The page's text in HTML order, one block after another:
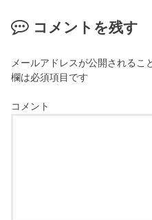
コメントを残す
メールアドレスが公開されるこ
欄は必須項目です
コメント